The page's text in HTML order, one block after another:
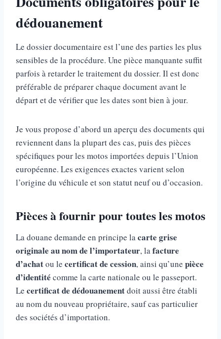
dédouanement
Le dossier documentaire est l’une des parties les plus
sensibles de la procédure. Une pièce manquante suffit
parfois à retarder le traitement du dossier. Il est donc
préférable de préparer chaque document avant le
départ et de vérifier que les dates sont bien à jour.
Je vous propose d’abord un aperçu des documents qui
reviennent dans la plupart des cas, puis des pièces
spécifiques pour les motos importées depuis l’Union
européenne. Les exigences exactes varient selon
l’origine du véhicule et son statut neuf ou d’occasion.
Pièces à fournir pour toutes les motos
La douane demande en principe la carte grise
originale au nom de l’importateur, la facture
d’achatou le certificat de cession, ainsi qu’une pièce
d’identité comme la carte nationale ou le passeport.
Le certificat de dédouanementdoit aussi être établi
au nom du nouveau propriétaire, sauf cas particulier
des sociétés d’importation.